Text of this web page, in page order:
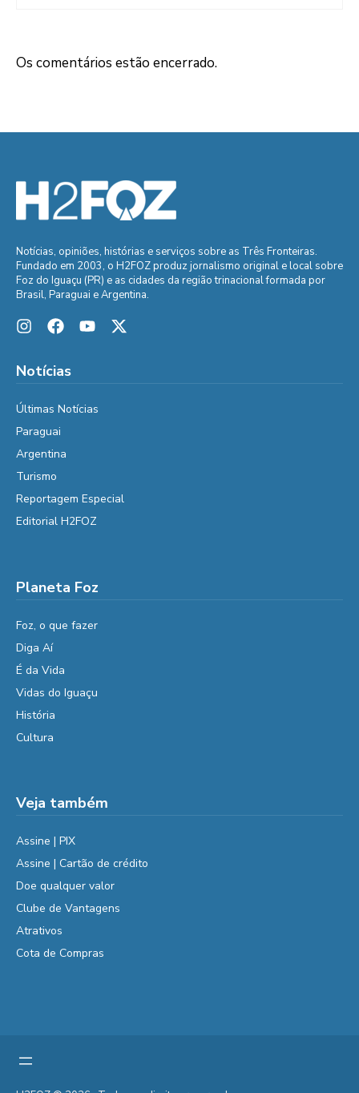
Os comentários estão encerrado.
Notícias, opiniões, histórias e serviços sobre as Três Fronteiras.
Fundado em 2003, o H2FOZ produz jornalismo original e local sobre
Foz do Iguaçu (PR) e as cidades da região trinacional formada por
Brasil, Paraguai e Argentina.
Notícias
Últimas Notícias
Paraguai
Argentina
Turismo
Reportagem Especial
Editorial H2FOZ
Planeta Foz
Foz, o que fazer
Diga Aí
É da Vida
Vidas do Iguaçu
História
Cultura
Veja também
Assine | PIX
Assine | Cartão de crédito
Doe qualquer valor
Clube de Vantagens
Atrativos
Cota de Compras